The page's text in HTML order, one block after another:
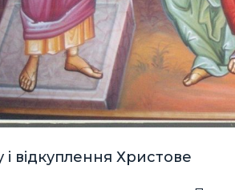
і відкуплення Христове